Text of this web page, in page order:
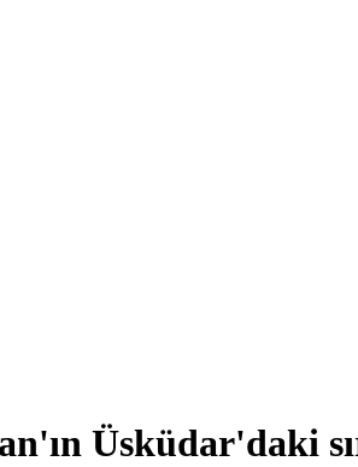
Üsküdar'daki